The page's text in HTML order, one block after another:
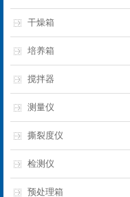
干燥箱
培养箱
搅拌器
测量仪
撕裂度仪
检测仪
预处理箱